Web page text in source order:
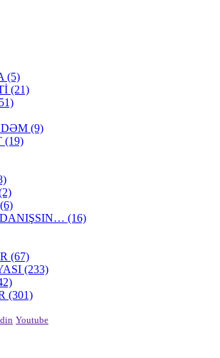
(5)
(21)
(9)
(19)
(6)
(16)
(67)
(233)
(301)
Youtube